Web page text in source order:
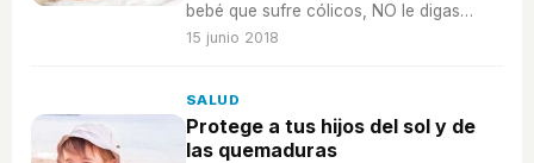
bebé que sufre cólicos, NO le digas
ninguna de estas frases, ella necesita tu
15 junio 2018
SALUD
Protege a tus hijos del sol y de
las quemaduras